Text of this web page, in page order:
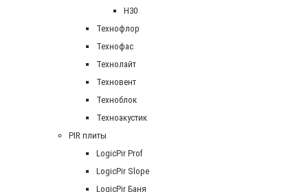
Н30
Технофлор
Технофас
Технолайт
Техновент
Техноблок
Техноакустик
PIR плиты
LogicPir Prof
LogicPir Slope
LogicPir Баня